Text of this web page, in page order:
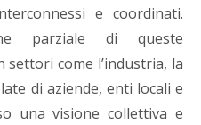
e coordinati.
parziale di queste
come l’industria, la
di aziende, enti locali e
una visione collettiva e